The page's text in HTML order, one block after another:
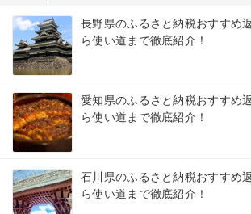
長野県のふるさと納税おすすめ
ら使い道まで徹底紹介！
愛知県のふるさと納税おすすめ
ら使い道まで徹底紹介！
石川県のふるさと納税おすすめ
ら使い道まで徹底紹介！